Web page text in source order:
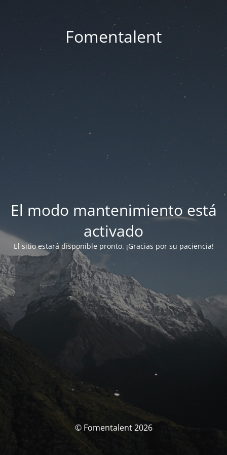
Fomentalent
El modo mantenimiento está
activado
El sitio estará disponible pronto. ¡Gracias por su paciencia!
© Fomentalent 2026